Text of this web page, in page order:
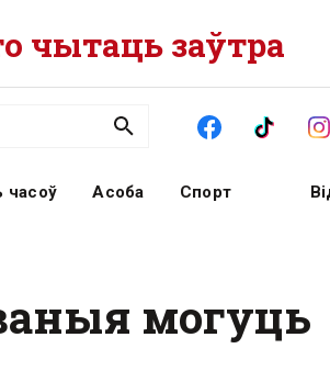
чытаць заўтра
часоў Асоба Спорт
могуць